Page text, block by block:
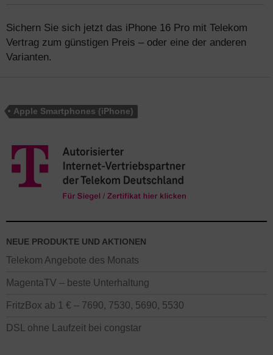
Sichern Sie sich jetzt das iPhone 16 Pro mit Telekom
Vertrag zum günstigen Preis – oder eine der anderen
Varianten.
Apple Smartphones (iPhone)
NEUE PRODUKTE UND AKTIONEN
Telekom Angebote des Monats
MagentaTV – beste Unterhaltung
FritzBox ab 1 € – 7690, 7530, 5690, 5530
DSL ohne Laufzeit bei congstar